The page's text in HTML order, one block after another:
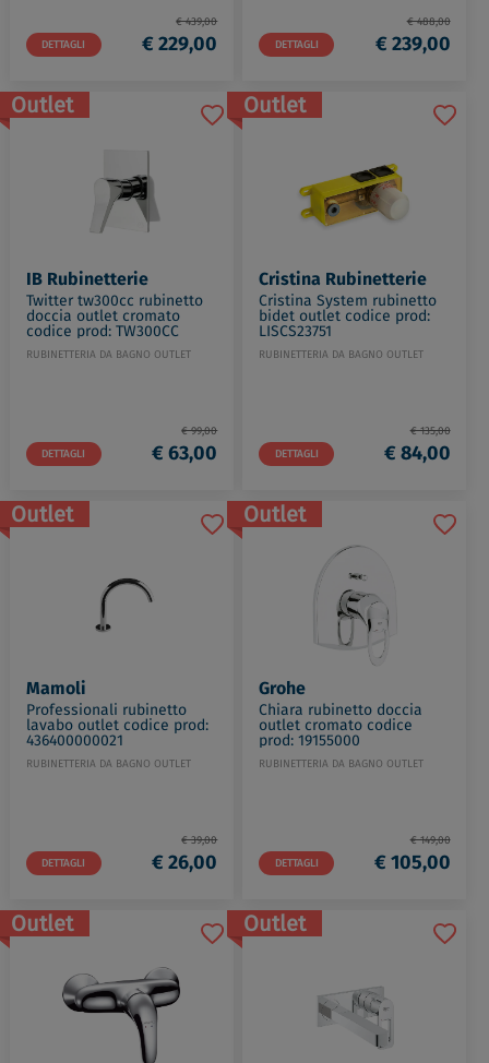
DETTAGLI
€ 439,00
€ 229,00 DETTAGLI
€ 488,00
€ 239,00
Outlet
IB Rubinetterie
Twitter tw300cc rubinetto
doccia outlet cromato
codice prod: TW300CC
RUBINETTERIA DA BAGNO OUTLET
DETTAGLI
€ 99,00
€ 63,00
Outlet
Cristina Rubinetterie
Cristina System rubinetto
bidet outlet codice prod:
LISCS23751
RUBINETTERIA DA BAGNO OUTLET
DETTAGLI
€ 135,00
€ 84,00
Outlet
Mamoli
Professionali rubinetto
lavabo outlet codice prod:
436400000021
RUBINETTERIA DA BAGNO OUTLET
DETTAGLI
€ 39,00
€ 26,00
Outlet
Grohe
Chiara rubinetto doccia
outlet cromato codice
prod: 19155000
RUBINETTERIA DA BAGNO OUTLET
DETTAGLI
€ 149,00
€ 105,00
Outlet Outlet